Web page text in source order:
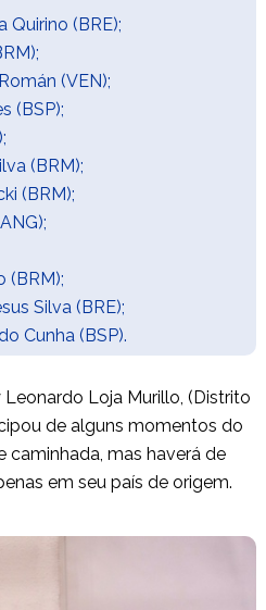
Quirino (BRE);
(VEN);
(BSP);
(BRM);
(BRM);
(BRM);
Silva (BRE);
Cunha (BSP).
Loja Murillo, (Distrito
de alguns momentos do
caminhada, mas haverá de
em seu país de origem.